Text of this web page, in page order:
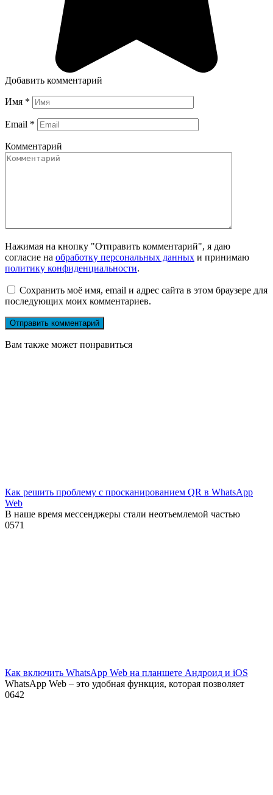
Добавить комментарий
Имя *
Email *
Комментарий
Нажимая на кнопку "Отправить комментарий", я даю
согласие на обработку персональных данных и принимаю
политику конфиденциальности.
Сохранить моё имя, email и адрес сайта в этом браузере для
последующих моих комментариев.
Вам также может понравиться
Как решить проблему с просканированием QR в WhatsApp
Web
В наше время мессенджеры стали неотъемлемой частью
0571
Как включить WhatsApp Web на планшете Андроид и iOS
WhatsApp Web – это удобная функция, которая позволяет
0642